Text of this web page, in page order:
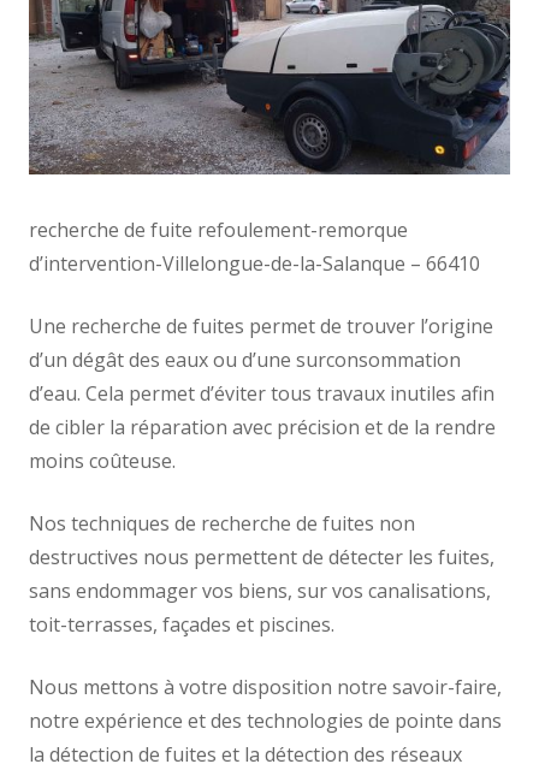
recherche de fuite refoulement-remorque
d’intervention-Villelongue-de-la-Salanque – 66410
Une recherche de fuites permet de trouver l’origine
d’un dégât des eaux ou d’une surconsommation
d’eau. Cela permet d’éviter tous travaux inutiles afin
de cibler la réparation avec précision et de la rendre
moins coûteuse.
Nos techniques de recherche de fuites non
destructives nous permettent de détecter les fuites,
sans endommager vos biens, sur vos canalisations,
toit-terrasses, façades et piscines.
Nous mettons à votre disposition notre savoir-faire,
notre expérience et des technologies de pointe dans
la détection de fuites et la détection des réseaux